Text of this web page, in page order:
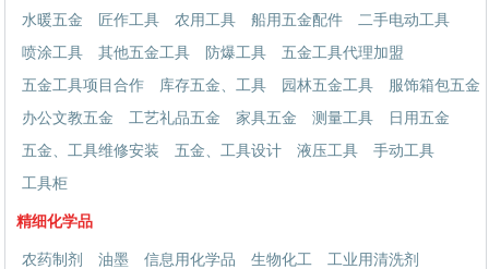
水暖五金
匠作工具 农用工具 船用五金配件
二手电动工具
喷涂工具
其他五金工具 防爆工具
五金工具代理加盟
五金工具项目合作
库存五金、工具 园林五金工具
服饰箱包五金
办公文教五金
工艺礼品五金 家具五金 测量工具
日用五金
五金、工具维修安装
五金、工具设计 液压工具
手动工具
工具柜
精细化学品
农药制剂 油墨 信息用化学品 生物化工
工业用清洗剂